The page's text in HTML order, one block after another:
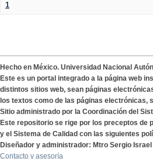
1
Hecho en México. Universidad Nacional
Este es un portal integrado a la página web
distintos sitios web, sean páginas
los textos como de las páginas
Sitio administrado por la Coordinación del
Este repositorio se rige por los preceptos de
y el Sistema de Calidad con las siguientes
Diseñador y administrador: Mtro Sergio
Contacto y asesoría